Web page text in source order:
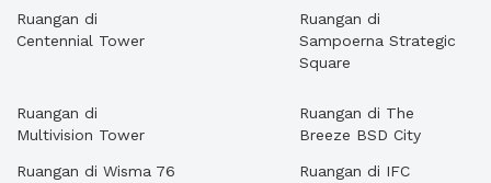
Ruangan di
Centennial Tower
Ruangan di
Sampoerna Strategic
Square
Ruangan di
Multivision Tower
Ruangan di Wisma 76
Ruangan di The
Breeze BSD City
Ruangan di IFC